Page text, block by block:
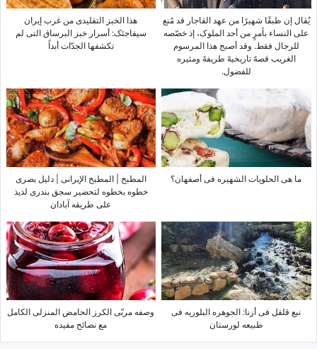
یُقال إن طبقًا شهیرًا من عهد القاجار قد مُنع
على النساء بأمرٍ من أحد الملوک، إذ خصّصه
للرجال فقط. وقد أصبح هذا المرسوم
الغریب قصهً تاریخیهً طریفهً ومثیره
للفضول.
هذا الخبز التقلیدی من غرب إیران
سیفاجئک: أسرار خبز البرساق التی لم
تکشفها الجدّات أبداً
ما هی الحلویات الشهیره فی أصفهان؟
المطبخ | المطبخ الإیرانی | دلیل بصری
خطوه بخطوه لتحضیر سجق بندری لذیذ
على طریقه آبادان
نبع قلقل فی أزنا: الجوهره البلوریه فی
طبیعه لورستان
وصفه مربّى الکرز الحامض المنزلی الکامل
مع نصائح مفیده